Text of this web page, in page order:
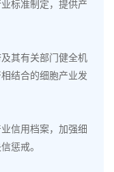
标准制定，提供产
其有关部门健全机
结合的细胞产业发
信用档案，加强细
惩戒。